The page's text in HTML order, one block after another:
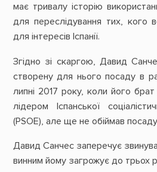
має тривалу історію
для переслідування тих, кого
для інтересів Іспанії.
Згідно зі скаргою, Давид
створену для нього посаду в
липні 2017 року, коли його
лідером Іспанської
(PSOE), але ще не обіймав посаду
Давид Санчес заперечує
винним йому загрожує до трьох